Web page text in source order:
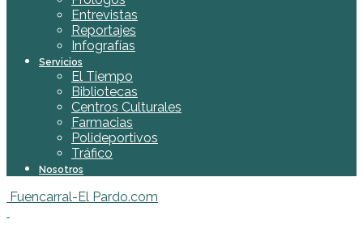
Entrevistas
Reportajes
Infografías
Servicios
El Tiempo
Bibliotecas
Centros Culturales
Farmacias
Polideportivos
Tráfico
Nosotros
Fuencarral-El Pardo.com